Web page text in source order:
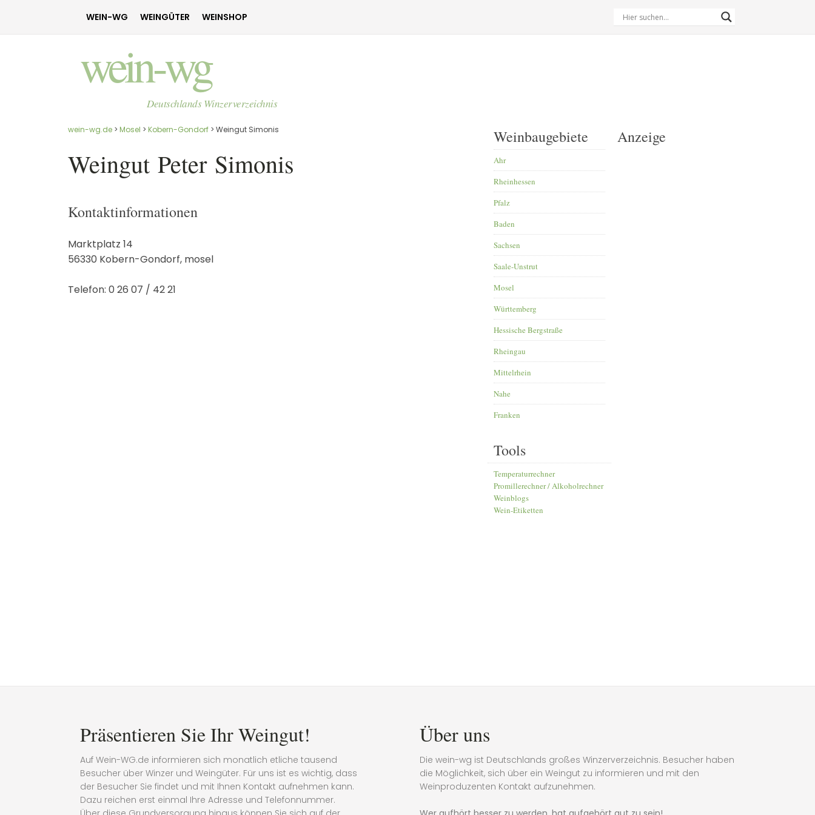
WEIN-WG WEINGÜTER WEINSHOP
wein-wg
Deutschlands Winzerverzeichnis
wein-wg.de > Mosel > Kobern-Gondorf > Weingut Simonis
Weingut Peter Simonis
Kontaktinformationen
Marktplatz 14
56330 Kobern-Gondorf, mosel
Telefon: 0 26 07 / 42 21
Weinbaugebiete
Ahr
Rheinhessen
Pfalz
Baden
Sachsen
Saale-Unstrut
Mosel
Württemberg
Hessische Bergstraße
Rheingau
Mittelrhein
Nahe
Franken
Tools
Temperaturrechner
Promillerechner / Alkoholrechner
Weinblogs
Wein-Etiketten
Anzeige
Präsentieren Sie Ihr Weingut!
Auf Wein-WG.de informieren sich monatlich etliche tausend
Besucher über Winzer und Weingüter. Für uns ist es wichtig, dass
der Besucher Sie findet und mit Ihnen Kontakt aufnehmen kann.
Dazu reichen erst einmal Ihre Adresse und Telefonnummer.
Über uns
Die wein-wg ist Deutschlands großes Winzerverzeichnis. Besucher haben
die Möglichkeit, sich über ein Weingut zu informieren und mit den
Weinproduzenten Kontakt aufzunehmen.